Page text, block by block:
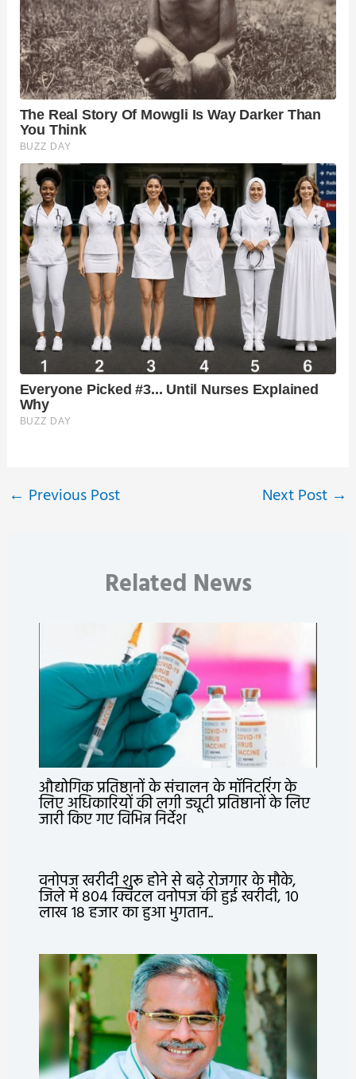
← Previous Post Next Post →
Related News
औद्योगिक प्रतिष्ठानों के संचालन के मॉनिटरिंग के
लिए अधिकारियों की लगी ड्यूटी प्रतिष्ठानों के लिए
जारी किए गए विभिन्न निर्देश
वनोपज खरीदी शुरू होने से बढ़े रोजगार के मौके,
जिले में 804 क्विंटल वनोपज की हुई खरीदी, 10
लाख 18 हजार का हुआ भुगतान..